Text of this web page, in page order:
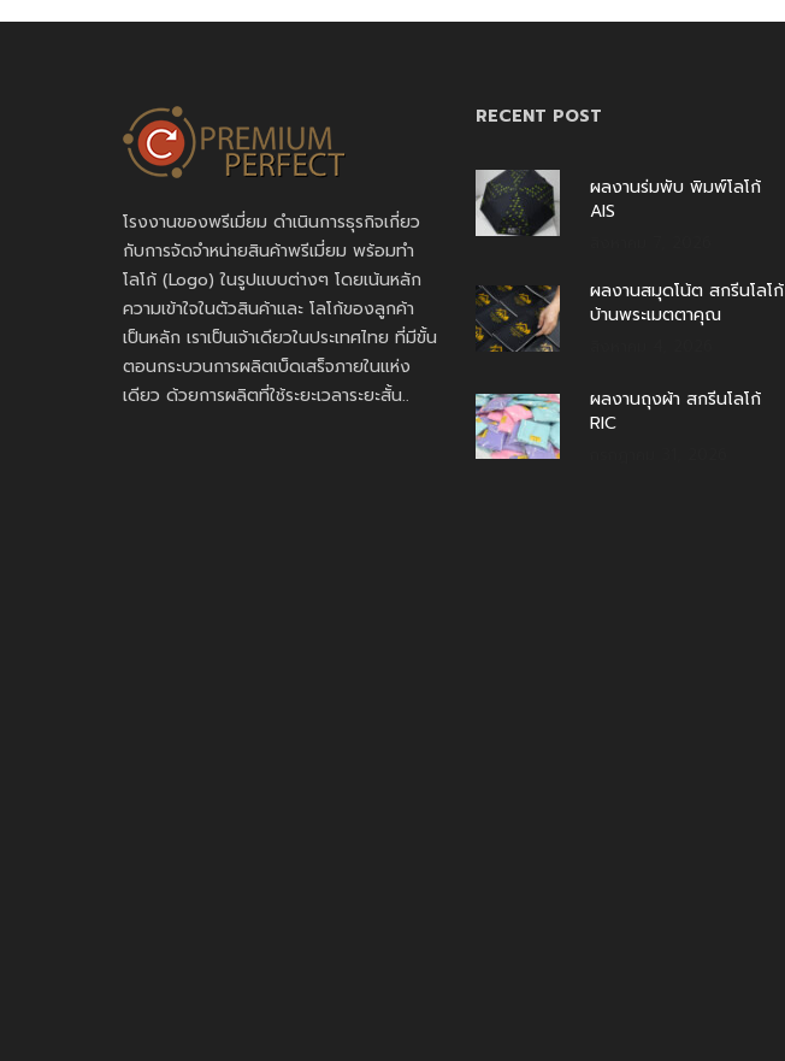
โรงงานของพรีเมี่ยม ดำเนินการธุรกิจเกี่ยว
กับการจัดจำหน่ายสินค้าพรีเมี่ยม พร้อมทำ
โลโก้ (Logo) ในรูปแบบต่างๆ โดยเน้นหลัก
ความเข้าใจในตัวสินค้าและ โลโก้ของลูกค้า
เป็นหลัก เราเป็นเจ้าเดียวในประเทศไทย ที่มีขั้น
ตอนกระบวนการผลิตเบ็ดเสร็จภายในแห่ง
เดียว ด้วยการผลิตที่ใช้ระยะเวลาระยะสั้น..
RECENT POST
ผลงานร่มพับ พิมพ์โลโก้
AIS
ผลงานสมุดโน้ต สกรีนโลโก้
บ้านพระเมตตาคุณ
ผลงานถุงผ้า สกรีนโลโก้
RIC